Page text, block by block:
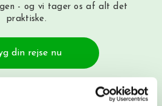
- og vi tager os af alt det
praktiske.
din rejse nu